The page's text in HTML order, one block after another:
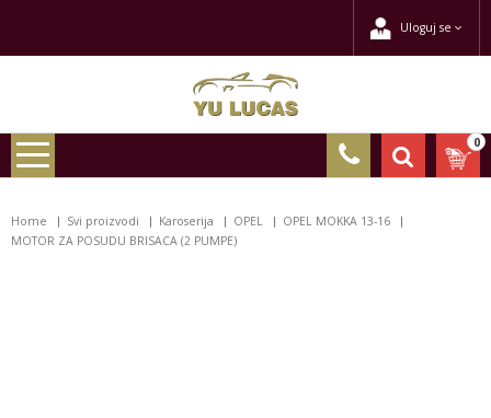
Uloguj se
0
Home Svi proizvodi Karoserija OPEL
OPEL MOKKA 13-16
MOTOR ZA POSUDU BRISACA (2 PUMPE)